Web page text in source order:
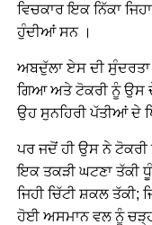
ਵਿਚਕਾਰ ਇਕ ਨਿੱਕਾ
ਹੁੰਦੀਆਂ ਸਨ ।
ਅਬਦੁੱਲਾ ਏਸ ਦੀ
ਗਿਆ ਅਤੇ ਟੋਕਰੀ ਨੂੰ ਉਸ
ਉਹ ਸੁਨਹਿਰੀ ਪੱਤੀਆਂ ਦੇ
ਪਰ ਜਦੋਂ ਹੀ ਉਸ ਨੇ
ਇਕ ਤਕੜੀ ਘਟਣਾ ਤੱਕੀ
ਜਿਹੀ ਚਿੱਟੀ ਸ਼ਕਲ ਤੱਕੀ;
ਹੋਈ ਅਸਮਾਨ ਵਲ ਨੂੰ ਚੜ੍ਹ